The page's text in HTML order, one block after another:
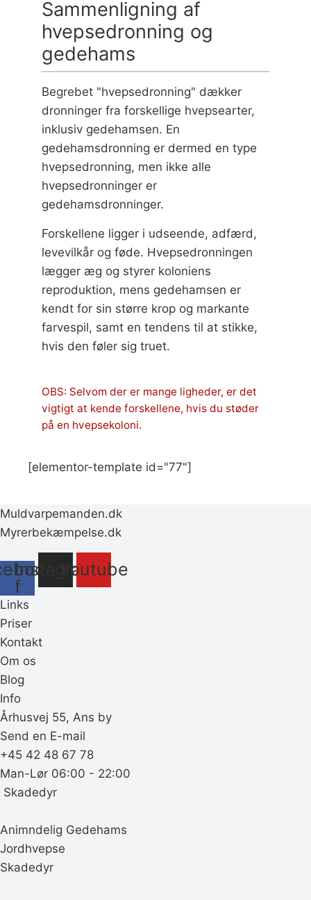
Sammenligning af
hvepsedronning og
gedehams
Begrebet "hvepsedronning" dækker
dronninger fra forskellige hvepsearter,
inklusiv gedehamsen. En
gedehamsdronning er dermed en type
hvepsedronning, men ikke alle
hvepsedronninger er
gedehamsdronninger.
Forskellene ligger i udseende, adfærd,
levevilkår og føde. Hvepsedronningen
lægger æg og styrer koloniens
reproduktion, mens gedehamsen er
kendt for sin større krop og markante
farvespil, samt en tendens til at stikke,
hvis den føler sig truet.
OBS: Selvom der er mange ligheder, er det
vigtigt at kende forskellene, hvis du støder
på en hvepsekoloni.
[elementor-template id="77"]
Muldvarpemanden.dk
Myrerbekæmpelse.dk
f
InstagramYoutube
Links
Priser
Kontakt
Om os
Blog
Info
Århusvej 55, Ans by
Send en E-mail
+45 42 48 67 78
Man-Lør 06:00 - 22:00
‎ Skadedyr
Animndelig Gedehams
Jordhvepse
Skadedyr